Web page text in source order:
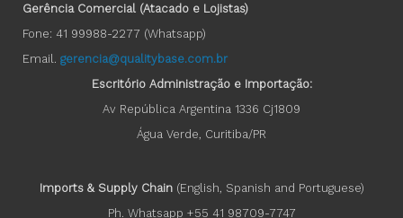
Gerência Comercial (Atacado e Lojistas)
Fone: 41 99988-2277 (Whatsapp)
Email. gerencia@qualitybase.com.br
Escritório Administração e Importação:
Av República Argentina 1336 Cj1809
Água Verde, Curitiba/PR
Imports & Supply Chain (English, Spanish and Portuguese)
Ph. Whatsapp +55 41 98709-7747